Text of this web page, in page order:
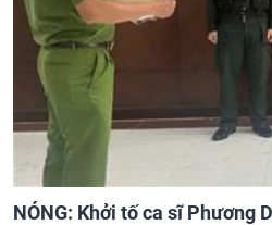
NÓNG: Khởi tố ca sĩ Phương